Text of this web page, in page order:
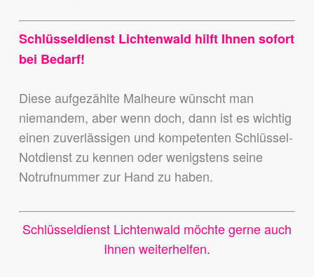
Schlüsseldienst Lichtenwald hilft Ihnen sofort
bei Bedarf!
Diese aufgezählte Malheure wünscht man
niemandem, aber wenn doch, dann ist es wichtig
einen zuverlässigen und kompetenten Schlüssel-
Notdienst zu kennen oder wenigstens seine
Notrufnummer zur Hand zu haben.
Schlüsseldienst Lichtenwald möchte gerne auch
Ihnen weiterhelfen.